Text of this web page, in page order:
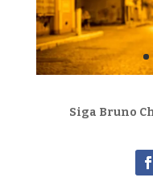
Siga Bruno